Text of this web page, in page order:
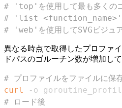
# 'top'を使用して最も多くのゴ
# 'list <function_name>'を使
# 'web'を使用してSVGビジュ
異なる時点で取得したプロファ
ドパスのゴルーチン数が増加し
# プロファイルをファイルに保
curl
-o
# ロード後